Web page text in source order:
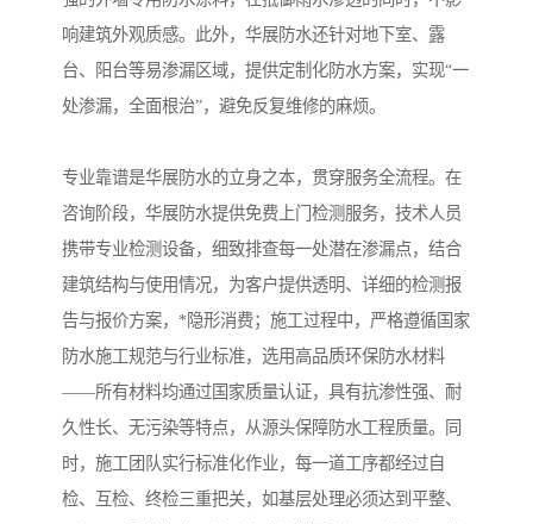
响建筑外观质感。此外，华展防水还针对地下室、露
台、阳台等易渗漏区域，提供定制化防水方案，实现“一
处渗漏，全面根治”，避免反复维修的麻烦。
专业靠谱是华展防水的立身之本，贯穿服务全流程。在
咨询阶段，华展防水提供免费上门检测服务，技术人员
携带专业检测设备，细致排查每一处潜在渗漏点，结合
建筑结构与使用情况，为客户提供透明、详细的检测报
告与报价方案，*隐形消费；施工过程中，严格遵循国家
防水施工规范与行业标准，选用高品质环保防水材料
——所有材料均通过国家质量认证，具有抗渗性强、耐
久性长、无污染等特点，从源头保障防水工程质量。同
时，施工团队实行标准化作业，每一道工序都经过自
检、互检、终检三重把关，如基层处理必须达到平整、